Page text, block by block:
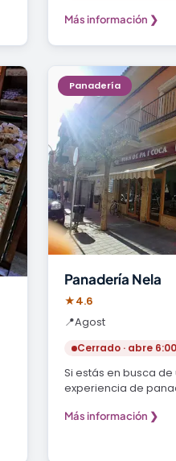
Más información ❯
Panadería
Panadería Nela
★4.6
📍Agost
Cerrado · abre
Si estás en busca
experiencia de
Más información ❯